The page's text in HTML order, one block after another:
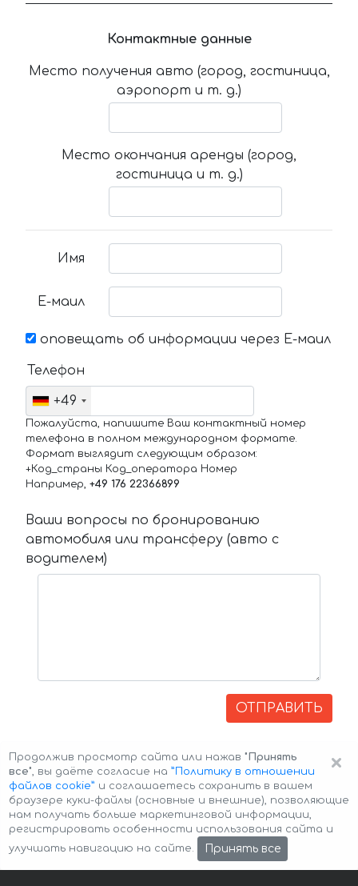
Контактные данные
Место получения авто (город, гостиница,
аэропорт и т. д.)
Место окончания аренды (город,
гостиница и т. д.)
Имя
Е-маил
оповещать об информации через Е-маил
Телефон
+49
Пожалуйста, напишите Ваш контактный номер
телефона в полном международном формате.
Формат выглядит следующим образом:
+Код_страны Код_оператора Номер
Например, +49 176 22366899
Ваши вопросы по бронированию
автомобиля или трансферу (авто с
водителем)
ОТПРАВИТЬ
Авторские права © 2026 Авто-Аренда Cookie Policy
×
Продолжив просмотр сайта или нажав "Принять
все", вы даёте согласие на ”Политику в отношении
файлов cookie” и соглашаетесь сохранить в вашем
браузере куки-файлы (основные и внешние), позволяющие
нам получать больше маркетинговой информации,
регистрировать особенности использования сайта и
улучшать навигацию на сайте.
Принять все